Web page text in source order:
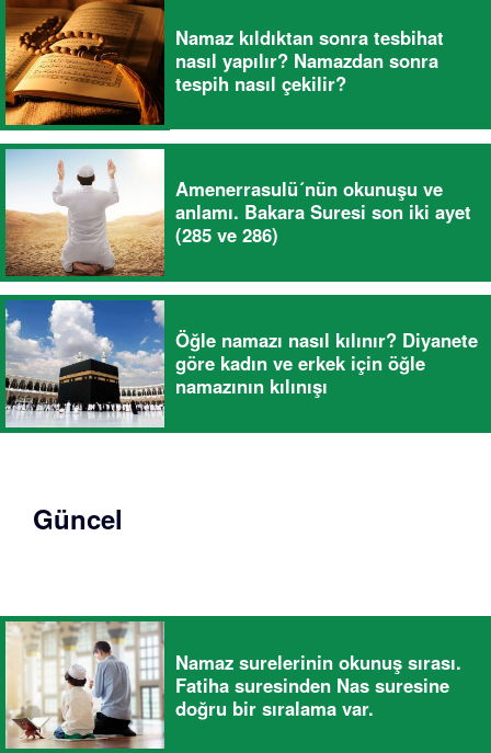
Namaz kıldıktan sonra tesbihat
nasıl yapılır? Namazdan sonra
tespih nasıl çekilir?
Amenerrasulü´nün okunuşu ve
anlamı. Bakara Suresi son iki ayet
(285 ve 286)
Öğle namazı nasıl kılınır? Diyanete
göre kadın ve erkek için öğle
namazının kılınışı
Güncel
Namaz surelerinin okunuş sırası.
Fatiha suresinden Nas suresine
doğru bir sıralama var.